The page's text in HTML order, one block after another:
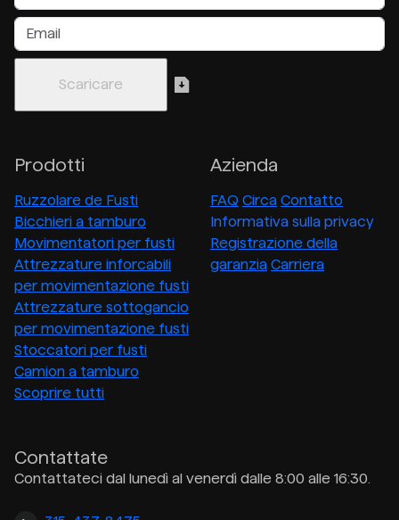
Prodotti
Ruzzolare de Fusti
Bicchieri a tamburo
Movimentatori per fusti
Attrezzature inforcabili
per movimentazione fusti
Attrezzature sottogancio
per movimentazione fusti
Stoccatori per fusti
Camion a tamburo
Scoprire tutti
Azienda
FAQ Circa Contatto
Informativa sulla privacy
Registrazione della
garanzia Carriera
Contattate
Contattateci dal lunedì al venerdì dalle 8:00 alle 16:30.